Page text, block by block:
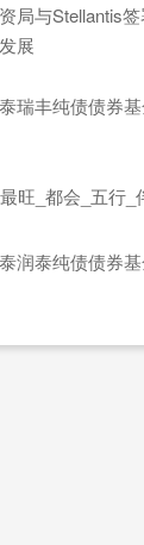
局与Stellantis
展
瑞丰纯债债券
旺_都会_五行_
润泰纯债债券